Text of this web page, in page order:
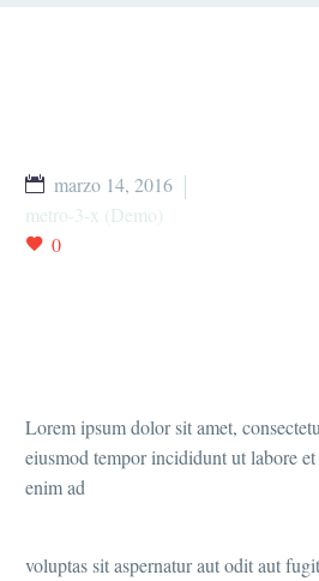
marzo 14, 2016
metro-3-x (Demo)
0
Lorem ipsum dolor sit amet,
eiusmod tempor incididunt ut labore
enim ad
voluptas sit aspernatur aut odit aut